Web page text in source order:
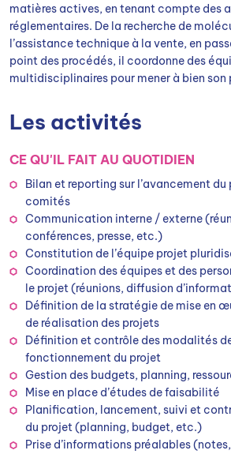
matières actives, en tenant compte des
réglementaires. De la recherche de
l’assistance technique à la vente, en
point des procédés, il coordonne des
multidisciplinaires pour mener à bien son
Les activités
CE QU'IL FAIT AU QUOTIDIEN
Bilan et reporting sur l’avancement
comités
Communication interne / externe
conférences, presse, etc.)
Constitution de l’équipe projet
Coordination des équipes et des
le projet (réunions, diffusion
Définition de la stratégie de mise en
de réalisation des projets
Définition et contrôle des modalités
fonctionnement du projet
Gestion des budgets, planning,
Mise en place d’études de faisabilité
Planification, lancement, suivi et
du projet (planning, budget, etc.)
Prise d’informations préalables